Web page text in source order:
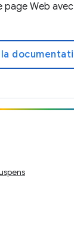
page Web